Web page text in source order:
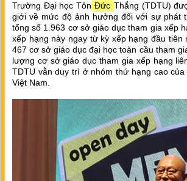
Trường Đại học Tôn Đức Thắng (TDTU)
giới về mức độ ảnh hưởng đối với sự phát
tổng số 1.963 cơ sở giáo dục tham gia xếp
xếp hạng này ngay từ kỳ xếp hạng đầu
467 cơ sở giáo dục đại học toàn cầu tham
lượng cơ sở giáo dục tham gia xếp hạng
TDTU vẫn duy trì ở nhóm thứ hạng cao
Việt Nam.